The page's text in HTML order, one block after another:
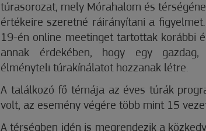
túrasorozat, mely Mórahalom és
értékeire szeretné ráirányítani a
19-én online meetinget tartottak korábbi
annak érdekében, hogy egy
élményteli túrakínálatot hozzanak létre.
A találkozó fő témája az éves túrák
volt, az esemény végére több mint 15
A térségben idén is megrendezik a